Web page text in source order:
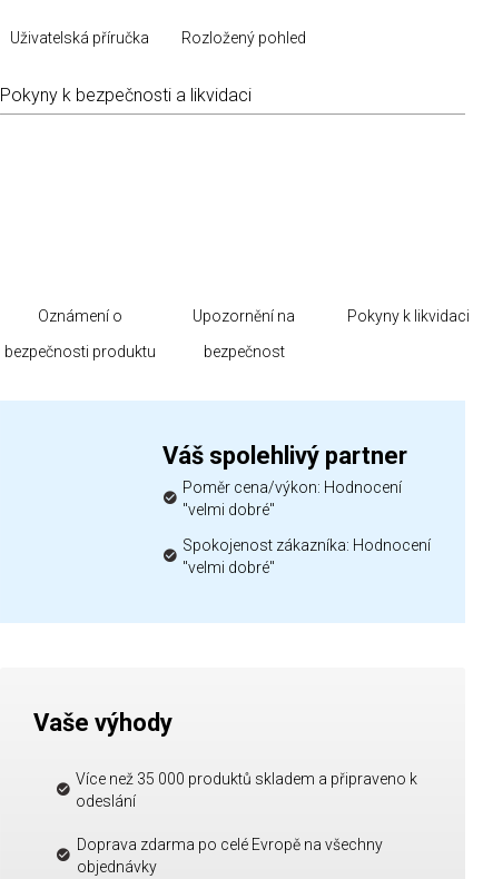
Uživatelská příručka Rozložený pohled
Pokyny k bezpečnosti a likvidaci
Oznámení o
bezpečnosti produktu
Upozornění na
bezpečnost
Pokyny k likvidaci
Váš spolehlivý partner
Poměr cena/výkon: Hodnocení
"velmi dobré"
Spokojenost zákazníka: Hodnocení
"velmi dobré"
Vaše výhody
Více než 35 000 produktů skladem a připraveno k
odeslání
Doprava zdarma po celé Evropě na všechny
objednávky